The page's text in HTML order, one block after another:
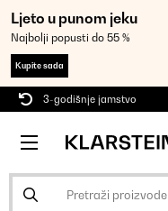
Ljeto u punom jeku
Najbolji popusti do 55 %
Kupite sada
3-godišnje jamstvo